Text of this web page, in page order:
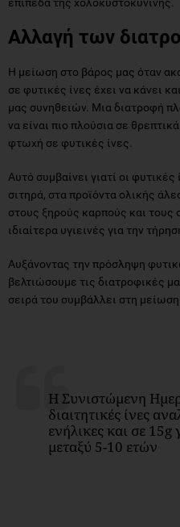
Αλλαγή των
Η μείωση στο βάρος μας όταν
σε φυτικές ίνες έχει να κάνει
μας συνηθειών. Μια διατροφή
να είναι πιο πλούσια σε
φτωχή σε φυτικές ίνες.
Αυτό συμβαίνει γιατί οι
σιτηρά, στα προϊόντα ολικής
στους ξηρούς καρπούς και
ιδιαίτερα υγιεινές για την
Αυξάνοντας την πρόσληψη
βελτιώσουμε τις διατροφικές
σειρά του συμβάλλει στη
Η Συνιστώμενη
διαιτητικές ίνες
ενήλικες και σε 15g
μεταξύ 5-10 ετών